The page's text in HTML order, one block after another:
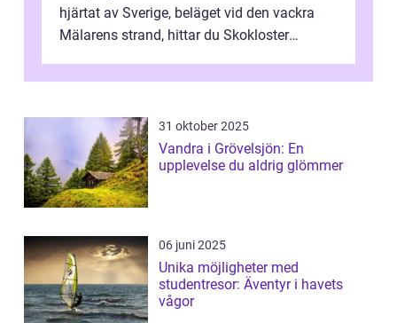
hjärtat av Sverige, beläget vid den vackra
Mälarens strand, hittar du Skokloster
31 oktober 2025
Vandra i Grövelsjön: En
upplevelse du aldrig glömmer
06 juni 2025
Unika möjligheter med
studentresor: Äventyr i havets
vågor